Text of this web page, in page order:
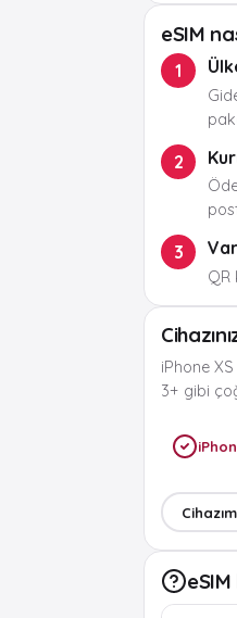
eSIM
1
2
3
QR
iPhone
3+ gibi